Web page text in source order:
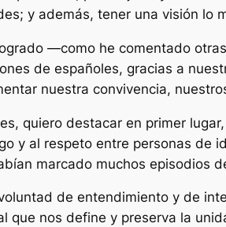
y además, tener una visión lo
—como he comentado
de españoles, gracias a
nuestra convivencia,
quiero destacar en primer
y al respeto entre personas de
marcado muchos episodios
de entendimiento y de
que nos define y preserva la